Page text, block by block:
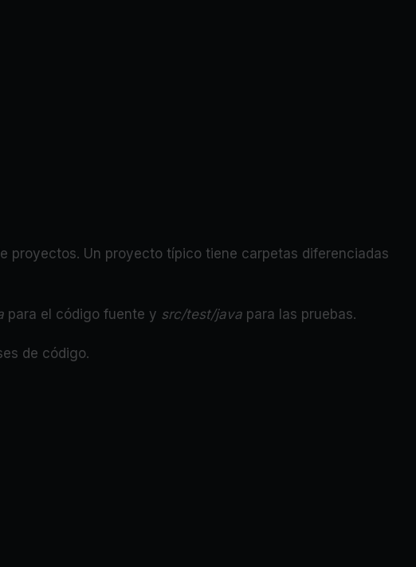
proyectos. Un proyecto típico tiene carpetas diferenciadas
para el código fuente y src/test/java para las pruebas.
de código.